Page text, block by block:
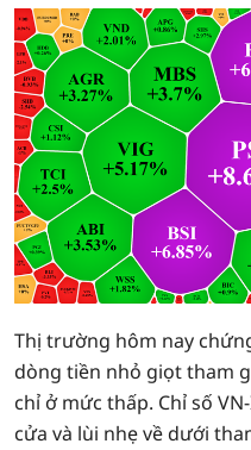
Thị trường hôm nay
dòng tiền nhỏ giọt tham
chỉ ở mức thấp. Chỉ số
cửa và lùi nhẹ về dưới